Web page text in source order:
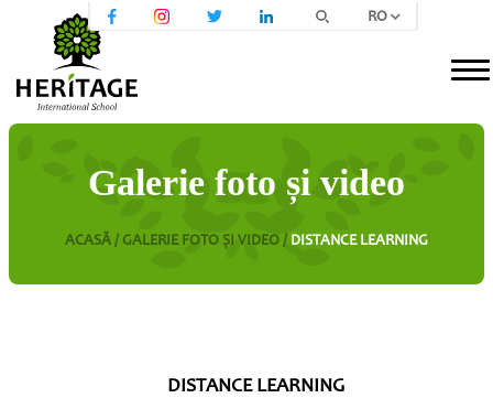
RO
Galerie foto și video
ACASĂ / GALERIE FOTO ȘI VIDEO / DISTANCE LEARNING
DISTANCE LEARNING